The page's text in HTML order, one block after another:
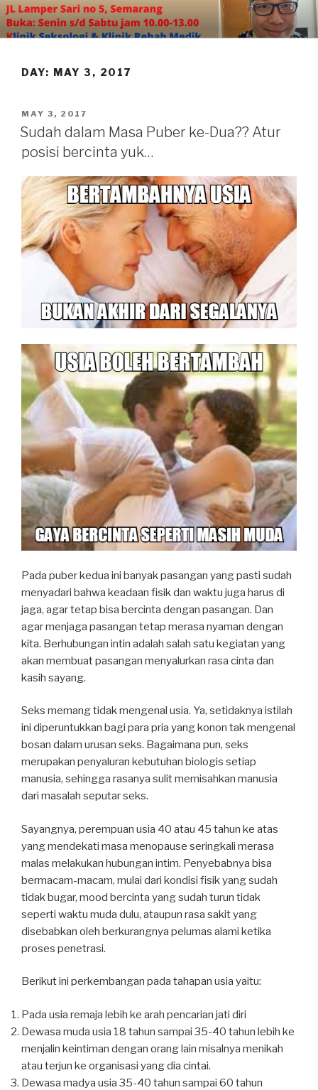
Skip
to
content
DAY: MAY 3, 2017
POSTED
ON
MAY 3, 2017
Sudah dalam Masa Puber ke-Dua?? Atur
posisi bercinta yuk…
Pada puber kedua ini banyak pasangan yang pasti sudah
menyadari bahwa keadaan fisik dan waktu juga harus di
jaga, agar tetap bisa bercinta dengan pasangan. Dan
agar menjaga pasangan tetap merasa nyaman dengan
kita. Berhubungan intin adalah salah satu kegiatan yang
akan membuat pasangan menyalurkan rasa cinta dan
kasih sayang.
Seks memang tidak mengenal usia. Ya, setidaknya istilah
ini diperuntukkan bagi para pria yang konon tak mengenal
bosan dalam urusan seks. Bagaimana pun, seks
merupakan penyaluran kebutuhan biologis setiap
manusia, sehingga rasanya sulit memisahkan manusia
dari masalah seputar seks.
Sayangnya, perempuan usia 40 atau 45 tahun ke atas
yang mendekati masa menopause seringkali merasa
malas melakukan hubungan intim. Penyebabnya bisa
bermacam-macam, mulai dari kondisi fisik yang sudah
tidak bugar, mood bercinta yang sudah turun tidak
seperti waktu muda dulu, ataupun rasa sakit yang
disebabkan oleh berkurangnya pelumas alami ketika
proses penetrasi.
Berikut ini perkembangan pada tahapan usia yaitu:
Pada usia remaja lebih ke arah pencarian jati diri
Dewasa muda usia 18 tahun sampai 35-40 tahun lebih ke
menjalin keintiman dengan orang lain misalnya menikah
atau terjun ke organisasi yang dia cintai.
Dewasa madya usia 35-40 tahun sampai 60 tahun